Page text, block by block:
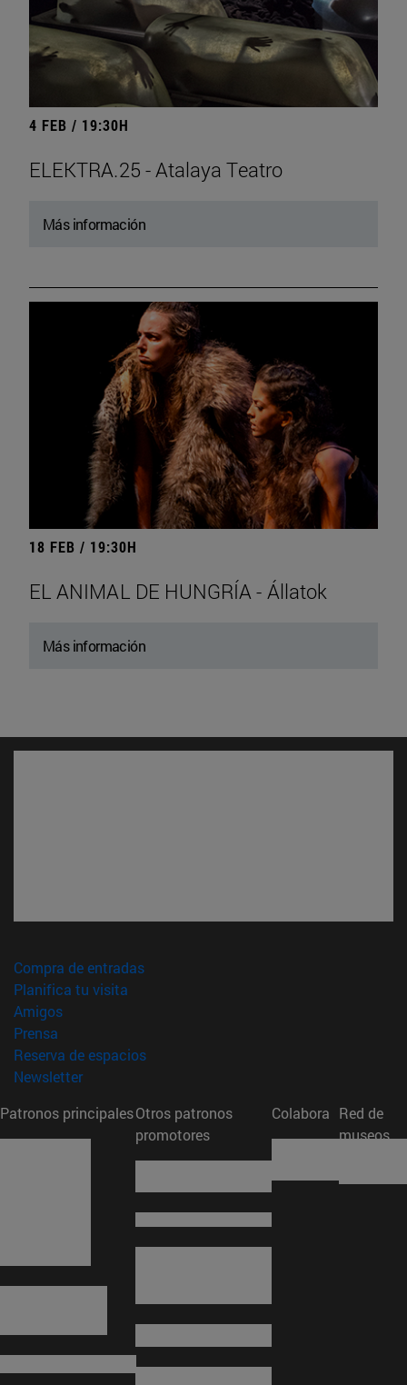
4 FEB / 19:30H
ELEKTRA.25 - Atalaya Teatro
Más información
18 FEB / 19:30H
EL ANIMAL DE HUNGRÍA - Állatok
Más información
Compra de entradas(abre en nueva ventana)
Planifica tu visita
Amigos(abre en nueva ventana)
Prensa
Reserva de espacios(abre en nueva ventana)
Newsletter(abre en nueva ventana)
Patronos principalesOtros patronos
promotores
Colabora Red de
museos